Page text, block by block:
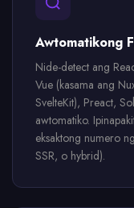
Awtomatikong
Nide-detect ang
Vue (kasama ang
SvelteKit), Preact,
awtomatiko.
eksaktong numero
SSR, o hybrid).